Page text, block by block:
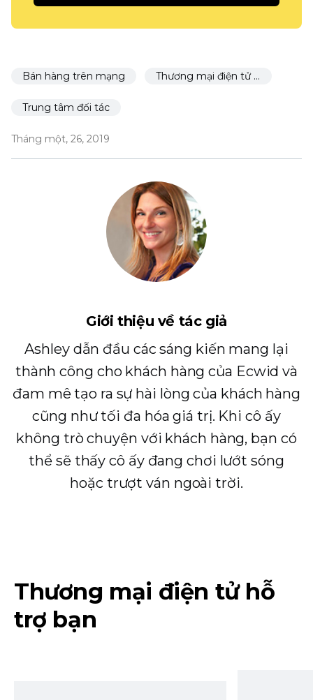
Bán hàng trên mạng Thương mại điện tử cho nhà hàng
Trung tâm đối tác
Tháng một, 26, 2019
Giới thiệu về tác giả
Ashley dẫn đầu các sáng kiến ​​mang lại
thành công cho khách hàng của Ecwid và
đam mê tạo ra sự hài lòng của khách hàng
cũng như tối đa hóa giá trị. Khi cô ấy
không trò chuyện với khách hàng, bạn có
thể sẽ thấy cô ấy đang chơi lướt sóng
hoặc trượt ván ngoài trời.
Thương mại điện tử hỗ
trợ bạn